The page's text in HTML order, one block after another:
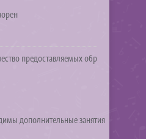
предоставляемых обр
дополнительные занятия